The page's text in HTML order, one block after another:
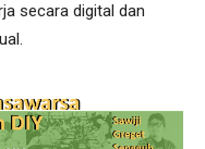
secara digital dan